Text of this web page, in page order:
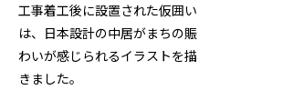
工事着工後に設置された仮囲い
は、日本設計の中居がまちの賑
わいが感じられるイラストを描
きました。